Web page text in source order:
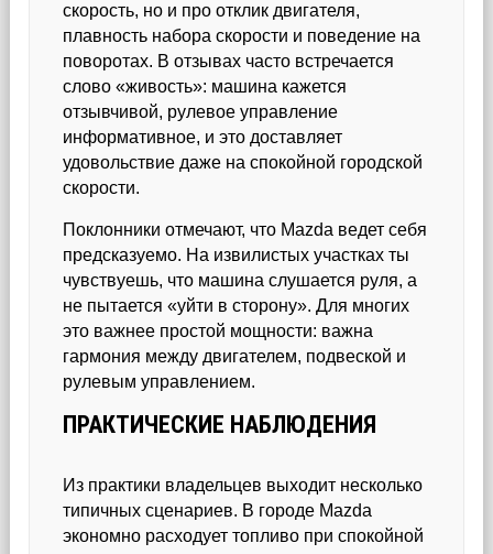
скорость, но и про отклик двигателя,
плавность набора скорости и поведение на
поворотах. В отзывах часто встречается
слово «живость»: машина кажется
отзывчивой, рулевое управление
информативное, и это доставляет
удовольствие даже на спокойной городской
скорости.
Поклонники отмечают, что Mazda ведет себя
предсказуемо. На извилистых участках ты
чувствуешь, что машина слушается руля, а
не пытается «уйти в сторону». Для многих
это важнее простой мощности: важна
гармония между двигателем, подвеской и
рулевым управлением.
ПРАКТИЧЕСКИЕ НАБЛЮДЕНИЯ
Из практики владельцев выходит несколько
типичных сценариев. В городе Mazda
экономно расходует топливо при спокойной